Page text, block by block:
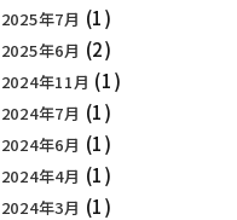
2025年7月 (1)
2025年6月 (2)
2024年11月 (1)
2024年7月 (1)
2024年6月 (1)
2024年4月 (1)
2024年3月 (1)